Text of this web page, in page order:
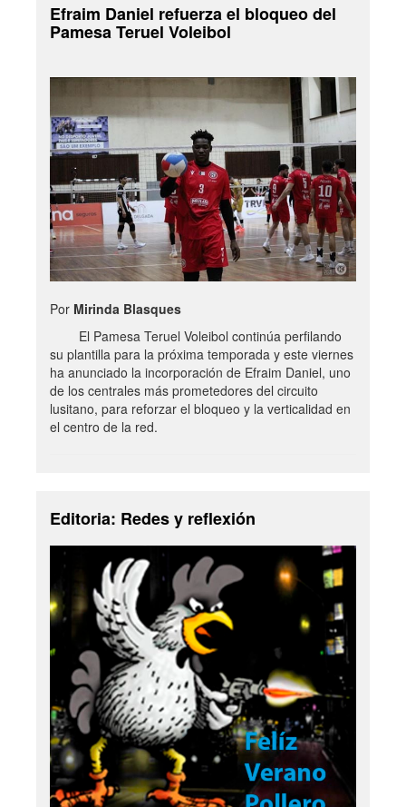
Efraim Daniel refuerza el bloqueo del
Pamesa Teruel Voleibol
Por Mirinda Blasques
El Pamesa Teruel Voleibol continúa perfilando
su plantilla para la próxima temporada y este viernes
ha anunciado la incorporación de Efraim Daniel, uno
de los centrales más prometedores del circuito
lusitano, para reforzar el bloqueo y la verticalidad en
el centro de la red.
Editoria: Redes y reflexión